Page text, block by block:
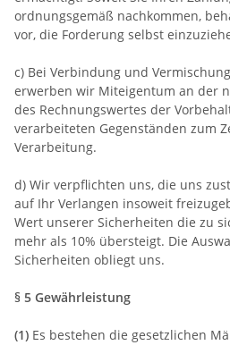
ordnungsgemäß nachkommen,
vor, die Forderung selbst
c) Bei Verbindung und
erwerben wir Miteigentum an der
des Rechnungswertes der
verarbeiteten Gegenständen zum
Verarbeitung.
d) Wir verpflichten uns, die uns
auf Ihr Verlangen insoweit
Wert unserer Sicherheiten die zu
mehr als 10% übersteigt. Die
Sicherheiten obliegt uns.
§ 5 Gewährleistung
(1) Es bestehen die gesetzlichen